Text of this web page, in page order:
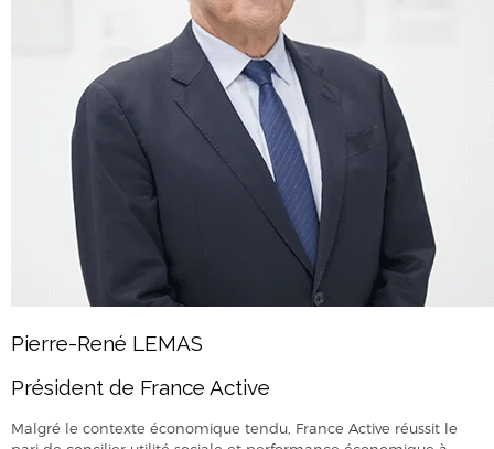
Pierre-René LEMAS
Président de France Active
Malgré le contexte économique tendu, France Active réussit le